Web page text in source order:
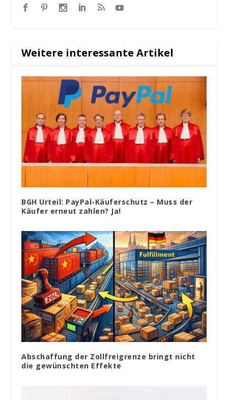
Weitere interessante Artikel
BGH Urteil: PayPal-Käuferschutz – Muss der
Käufer erneut zahlen? Ja!
Abschaffung der Zollfreigrenze bringt nicht
die gewünschten Effekte